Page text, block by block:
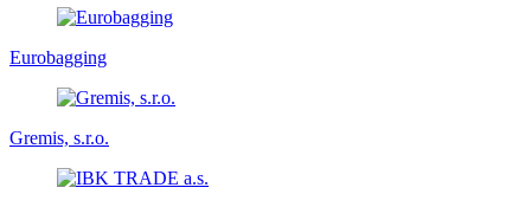
Eurobagging
Gremis, s.r.o.